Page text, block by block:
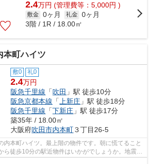
2.4万円 (管理費等：5,000円 )
敷金 0ヶ月 礼金 0ヶ月
3階 / 1R / 18.00㎡
本町ハイツ
敷0 礼0
2.4万円
阪急千里線 「吹田 」駅 徒歩10分
阪急京都本線 「 上新庄 」駅 徒歩18分
阪急千里線 「下新庄 」駅 徒歩17分
築35年 / 18.00㎡
大阪府吹田市内本町３丁目26-5
内本町ハイツ。最上階の物件です。朝に慌てること
ら徒歩10分の駅近物件はいかがでしょうか。地震へ
魅力。ご自身...